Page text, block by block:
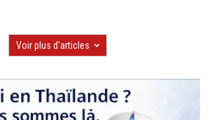
Voir plus d'articles